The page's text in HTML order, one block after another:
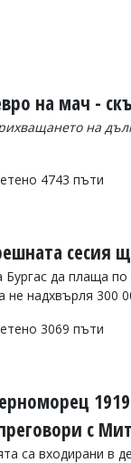
на мач -
на
4743 пъти
сесия
да плаща по
не надхвърля 300
3069 пъти
с
са входирани в